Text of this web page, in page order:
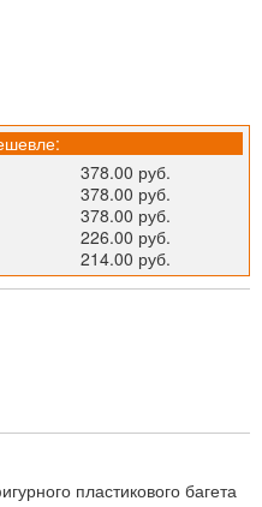
378.00 руб.
378.00 руб.
378.00 руб.
226.00 руб.
214.00 руб.
пластикового багета